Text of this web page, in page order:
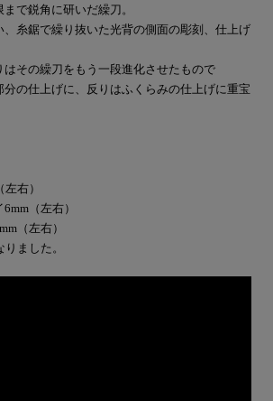
で鋭角に研いだ繰刀。
、糸鋸で繰り抜いた光背の側面の彫刻、仕上げ
その繰刀をもう一段進化させたもので
分の仕上げに、反りはふくらみの仕上げに重宝
右）
（左右）
（左右）
ました。